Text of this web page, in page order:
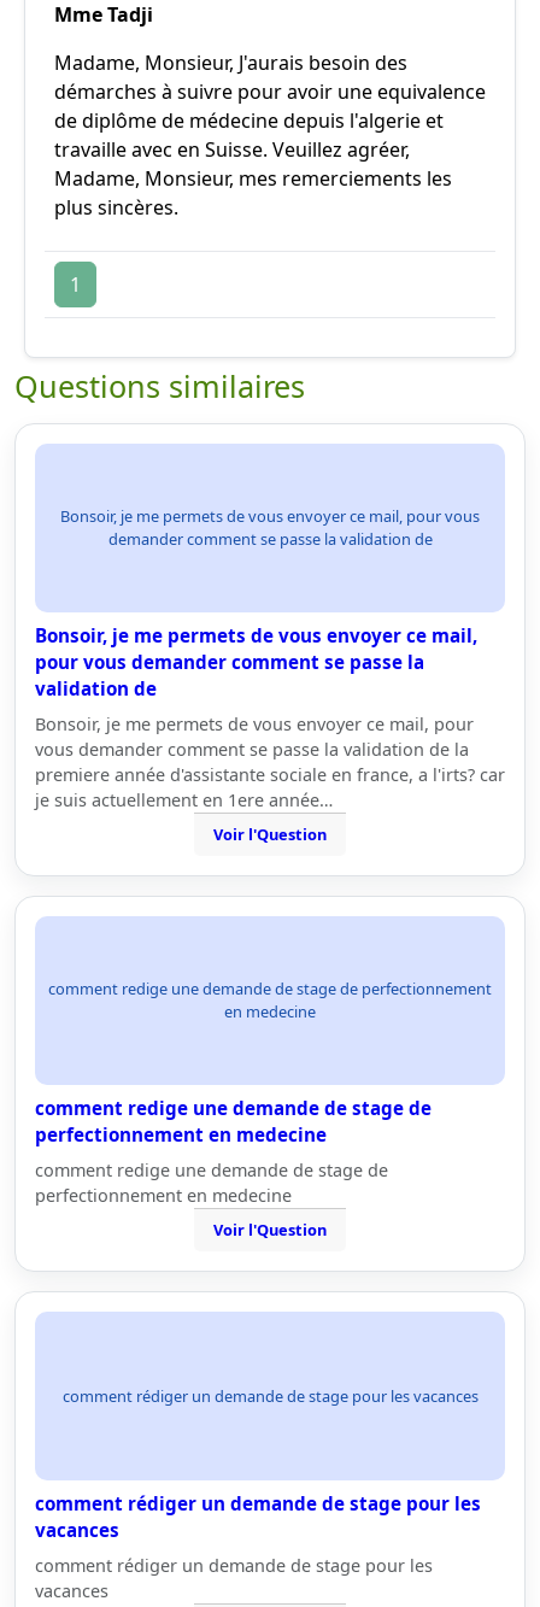
Mme Tadji
Madame, Monsieur, J'aurais besoin des
démarches à suivre pour avoir une equivalence
de diplôme de médecine depuis l'algerie et
travaille avec en Suisse. Veuillez agréer,
Madame, Monsieur, mes remerciements les
plus sincères.
1
Questions similaires
Bonsoir, je me permets de vous envoyer ce mail, pour vous
demander comment se passe la validation de
Bonsoir, je me permets de vous envoyer ce mail,
pour vous demander comment se passe la
validation de
Bonsoir, je me permets de vous envoyer ce mail, pour
vous demander comment se passe la validation de la
premiere année d'assistante sociale en france, a l'irts? car
je suis actuellement en 1ere année…
Voir l'Question
comment redige une demande de stage de perfectionnement
en medecine
comment redige une demande de stage de
perfectionnement en medecine
comment redige une demande de stage de
perfectionnement en medecine
Voir l'Question
comment rédiger un demande de stage pour les vacances
comment rédiger un demande de stage pour les
vacances
comment rédiger un demande de stage pour les
vacances